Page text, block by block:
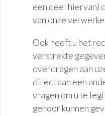
een deel hiervan)
van onze
Ook heeft u het
verstrekte
overdragen aan
direct aan een
vragen om u te
gehoor kunnen